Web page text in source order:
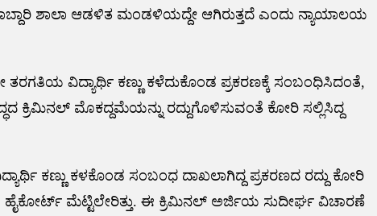
ಶಾಲಾ ಆಡಳಿತ ಮಂಡಳಿಯದ್ದೇ ಆಗಿರುತ್ತದೆ ಎಂದು ನ್ಯಾಯಾಲಯ
ವಿದ್ಯಾರ್ಥಿ ಕಣ್ಣು ಕಳೆದುಕೊಂಡ ಪ್ರಕರಣಕ್ಕೆ ಸಂಬಂಧಿಸಿದಂತೆ,
ಕ್ರಿಮಿನಲ್ ಮೊಕದ್ದಮೆಯನ್ನು ರದ್ದುಗೊಳಿಸುವಂತೆ ಕೋರಿ ಸಲ್ಲಿಸಿದ್ದ
ಕಣ್ಣು ಕಳಕೊಂಡ ಸಂಬಂಧ ದಾಖಲಾಗಿದ್ದ ಪ್ರಕರಣದ ರದ್ದು ಕೋರಿ
ಮೆಟ್ಟಿಲೇರಿತ್ತು. ಈ ಕ್ರಿಮಿನಲ್ ಅರ್ಜಿಯ ಸುದೀರ್ಘ ವಿಚಾರಣೆ